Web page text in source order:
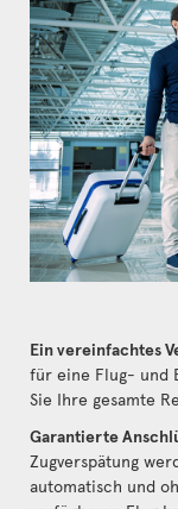
Ein vereinfachtes
für eine Flug- und
Sie Ihre gesamte
Garantierte
Zugverspätung
automatisch und